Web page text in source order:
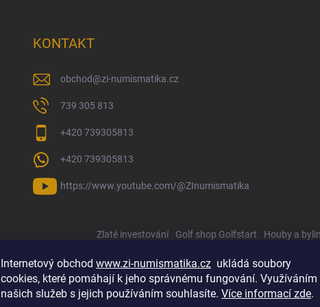
Internetový obchod www.zi-numismatika.cz ukládá soubory
cookies, které pomáhají k jeho správnému fungování. Využíváním
našich služeb s jejich používáním souhlasíte. Více informací zde.
KONTAKT
obchod@zi-numismatika.cz
739 305 813
+420 739305813
+420 739305813
https://www.youtube.com/@ZInumismatika
Zlaté investování Golf shop Golfstart Houby a